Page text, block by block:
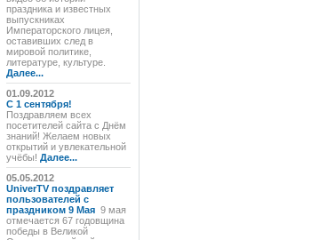
праздника и известных
выпускниках
Императорского лицея,
оставивших след в
мировой политике,
литературе, культуре.
Далее...
01.09.2012
C 1 сентября!
Поздравляем всех
посетителей сайта с Днём
знаний! Желаем новых
открытий и увлекательной
учёбы! Далее...
05.05.2012
UniverTV поздравляет
пользователей с
праздником 9 Мая 9 мая
отмечается 67 годовщина
победы в Великой